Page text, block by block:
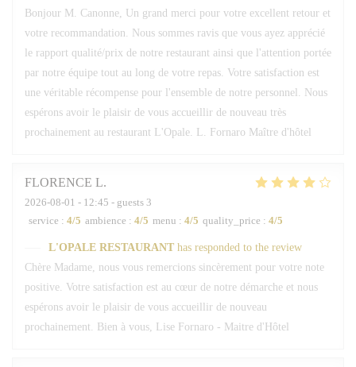
Bonjour M. Canonne, Un grand merci pour votre excellent retour et
votre recommandation. Nous sommes ravis que vous ayez apprécié
le rapport qualité/prix de notre restaurant ainsi que l'attention portée
par notre équipe tout au long de votre repas. Votre satisfaction est
une véritable récompense pour l'ensemble de notre personnel. Nous
espérons avoir le plaisir de vous accueillir de nouveau très
prochainement au restaurant L'Opale. L. Fornaro Maître d'hôtel
FLORENCE L
2026-08-01 - 12:45 - guests 3
service : 4/5 ambience : 4/5 menu : 4/5 quality_price : 4/5
L'OPALE RESTAURANT has responded to the review
Chère Madame, nous vous remercions sincèrement pour votre note
positive. Votre satisfaction est au cœur de notre démarche et nous
espérons avoir le plaisir de vous accueillir de nouveau
prochainement. Bien à vous, Lise Fornaro - Maitre d'Hôtel